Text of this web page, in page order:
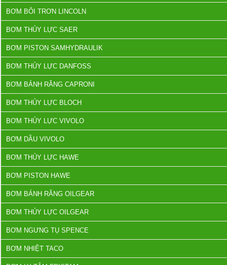
BƠM BÔI TRƠN LINCOLN
BƠM THỦY LỰC SAER
BƠM PISTON SAMHYDRAULIK
BƠM THỦY LỰC DANFOSS
BƠM BÁNH RĂNG CAPRONI
BƠM THỦY LỰC BLOCH
BƠM THỦY LỰC VIVOLO
BƠM DẦU VIVOLO
BƠM THỦY LỰC HAWE
BƠM PISTON HAWE
BƠM BÁNH RĂNG OILGEAR
BƠM THỦY LỰC OILGEAR
BƠM NGƯNG TỤ SPENCE
BƠM NHIỆT TACO